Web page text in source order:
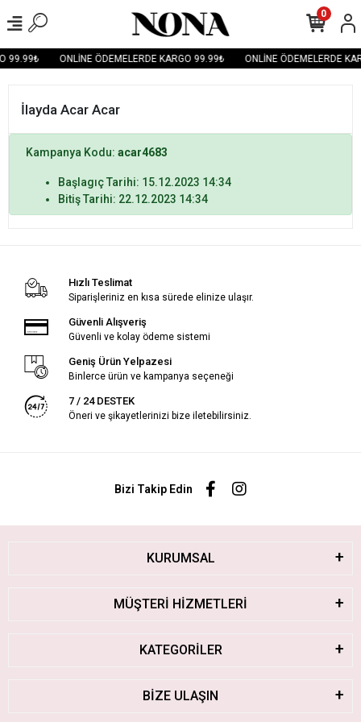
99.99₺ ONLİNE ÖDEMELERDE KARGO 99.99₺ ONLİNE ÖDEMELERDE
0
İlayda Acar Acar
Kampanya Kodu: acar4683
Başlagıç Tarihi: 15.12.2023 14:34
Bitiş Tarihi: 22.12.2023 14:34
Hızlı Teslimat
Siparişleriniz en kısa sürede elinize ulaşır.
Güvenli Alışveriş
Güvenli ve kolay ödeme sistemi
Geniş Ürün Yelpazesi
Binlerce ürün ve kampanya seçeneği
7 / 24 DESTEK
Öneri ve şikayetlerinizi bize iletebilirsiniz.
Bizi Takip Edin
KURUMSAL
MÜŞTERİ HİZMETLERİ
KATEGORİLER
BİZE ULAŞIN